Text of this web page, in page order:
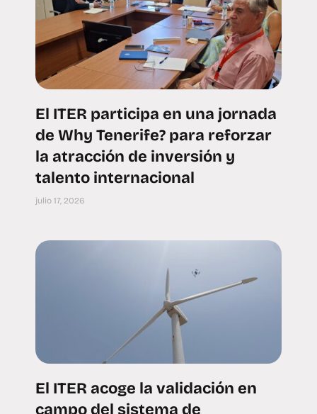
El ITER participa en una jornada
de Why Tenerife? para reforzar
la atracción de inversión y
talento internacional
julio 17, 2026
El ITER acoge la validación en
campo del sistema de